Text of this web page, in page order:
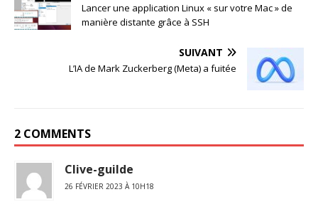
Lancer une application Linux « sur votre Mac » de
manière distante grâce à SSH
SUIVANT
L’IA de Mark Zuckerberg (Meta) a fuitée
2 COMMENTS
Clive-guilde
26 FÉVRIER 2023 À 10H18